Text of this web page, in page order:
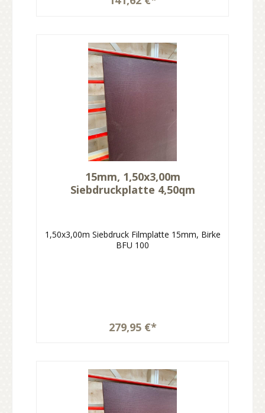
15mm, 1,50x3,00m
Siebdruckplatte 4,50qm
1,50x3,00m Siebdruck Filmplatte 15mm, Birke
BFU 100
279,95 €*